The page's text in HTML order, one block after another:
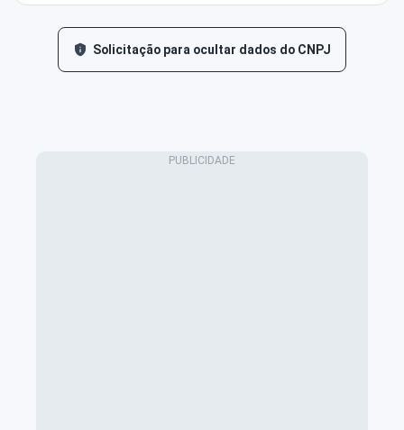
Solicitação para ocultar dados do CNPJ